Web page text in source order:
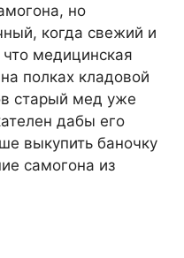
но
когда свежий и
что медицинская
полках кладовой
старый мед уже
дабы его
выкупить баночку
самогона из